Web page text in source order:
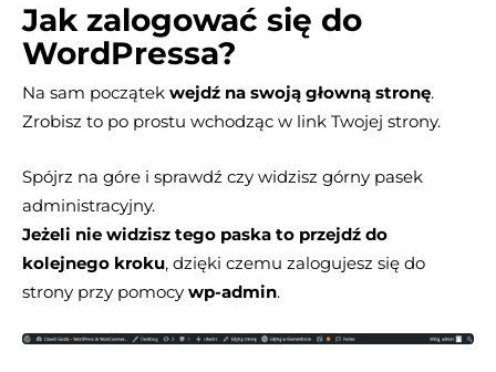
Jak zalogować się do
WordPressa?
Na sam początek wejdź na swoją głowną stronę.
Zrobisz to po prostu wchodząc w link Twojej strony.
Spójrz na góre i sprawdź czy widzisz górny pasek
administracyjny.
Jeżeli nie widzisz tego paska to przejdź do
kolejnego kroku, dzięki czemu zalogujesz się do
strony przy pomocy wp-admin.